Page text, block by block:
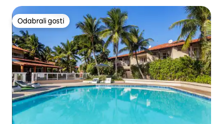
Odabrali gosti
Odabrali gosti